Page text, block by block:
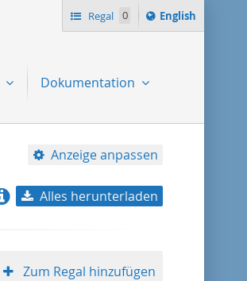
Regal 0
Switch
language
English
Dokumentation
Anzeige anpassen
Titel aufsteigend
Alles herunterladen
Zum Regal hinzufügen